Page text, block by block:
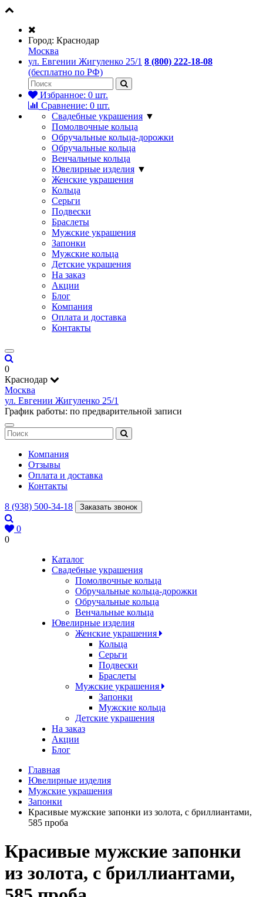
Город: Краснодар
Москва
ул. Евгении Жигуленко 25/1 8 (800) 222-18-08
(бесплатно по РФ)
Избранное: 0 шт.
Сравнение: 0 шт.
Свадебные украшения ▼
Помолвочные кольца
Обручальные кольца-дорожки
Обручальные кольца
Венчальные кольца
Ювелирные изделия ▼
Женские украшения
Кольца
Серьги
Подвески
Браслеты
Мужские украшения
Запонки
Мужские кольца
Детские украшения
На заказ
Акции
Блог
Компания
Оплата и доставка
Контакты
0
Краснодар
Москва
ул. Евгении Жигуленко 25/1
График работы: по предварительной записи
Компания
Отзывы
Оплата и доставка
Контакты
8 (938) 500-34-18 Заказать звонок
0
0
Каталог
Свадебные украшения
Помолвочные кольца
Обручальные кольца-дорожки
Обручальные кольца
Венчальные кольца
Ювелирные изделия
Женские украшения
Кольца
Серьги
Подвески
Браслеты
Мужские украшения
Запонки
Мужские кольца
Детские украшения
На заказ
Акции
Блог
Главная
Ювелирные изделия
Мужские украшения
Запонки
Красивые мужские запонки из золота, с бриллиантами,
585 проба
Красивые мужские запонки
из золота, с бриллиантами,